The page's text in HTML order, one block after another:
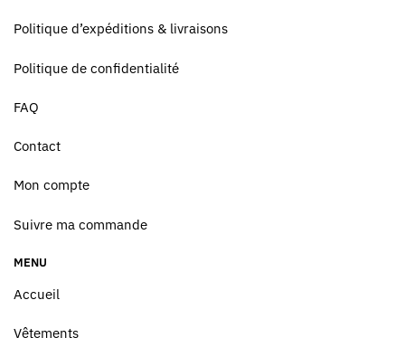
Politique d’expéditions & livraisons
Politique de confidentialité
FAQ
Contact
Mon compte
Suivre ma commande
MENU
Accueil
Vêtements